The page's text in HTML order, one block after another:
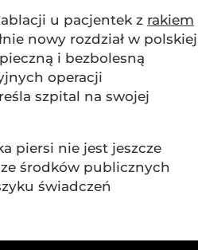
u pacjentek z rakiem
nowy rozdział w polskiej
i bezbolesną
operacji
szpital na swojej
piersi nie jest jeszcze
środków publicznych
świadczeń